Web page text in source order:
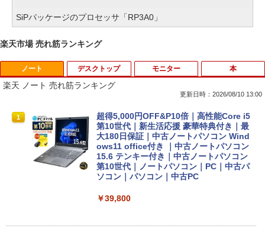
SiPパッケージのプロセッサ「RP3A0」
楽天市場 売れ筋ランキング
ノート
楽天 ノート 売れ筋ランキング
更新日時：2026/08/10 13:00
1
超得5,000円OFF&P10倍｜高性能Core i5
第10世代｜新生活応援 豪華特典付き｜最
大180日保証｜中古ノートパソコン Wind
ows11 office付き ｜中古ノートパソコン
15.6 テンキー付き｜中古ノートパソコン
第10世代｜ノートパソコン｜PC｜中古パ
ソコン｜パソコン｜中古PC
￥39,800
デスクトップ モニター 本